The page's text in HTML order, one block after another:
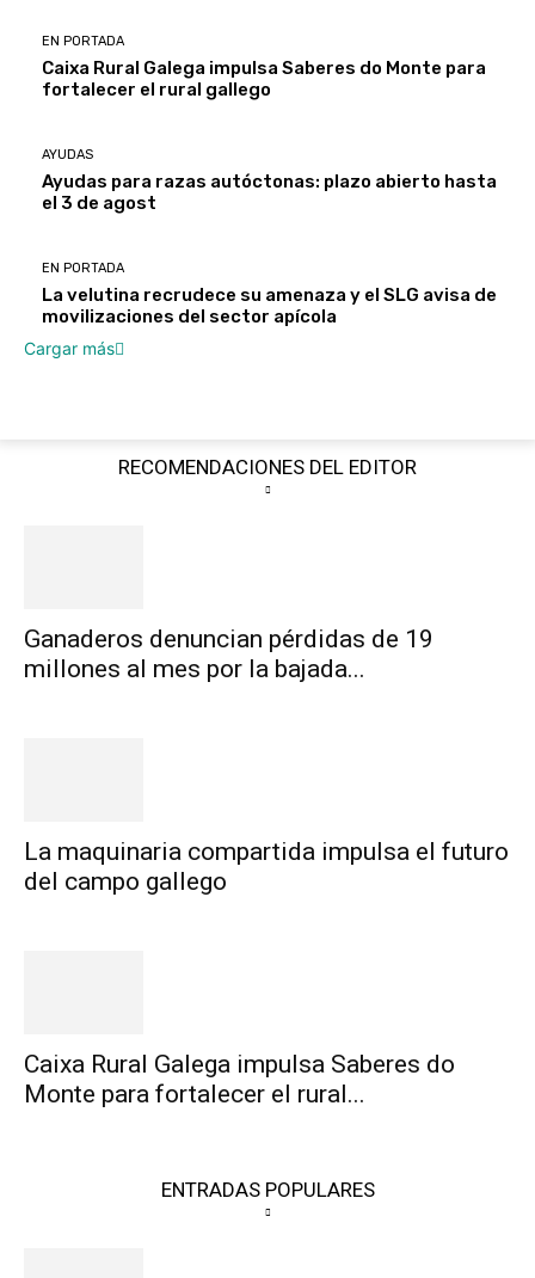
EN PORTADA
Caixa Rural Galega impulsa Saberes do Monte para
fortalecer el rural gallego
AYUDAS
Ayudas para razas autóctonas: plazo abierto hasta
el 3 de agost
EN PORTADA
La velutina recrudece su amenaza y el SLG avisa de
movilizaciones del sector apícola
Cargar más
RECOMENDACIONES DEL EDITOR
Ganaderos denuncian pérdidas de 19
millones al mes por la bajada...
La maquinaria compartida impulsa el futuro
del campo gallego
Caixa Rural Galega impulsa Saberes do
Monte para fortalecer el rural...
ENTRADAS POPULARES